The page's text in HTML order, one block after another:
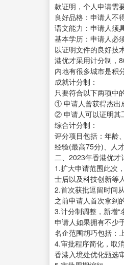
款证明，个人申请需
良好品格：申请人不
语文能力：申请人须
基本学历：申请人必
以证明文件的良好技
港优才采用计分制，
内地有很多城市是积
成就计分制：
只要符合以下两项中
① 申请人曾获得杰出
② 申请人可以证明其
综合计分制：
评分项目包括：年龄
经验(最高75分)、人
二、2023年香港优才
1.扩大申请范围此次
士后以及科技创新等
2.首次获批逗留时间
之前申请人首次拿到
3.计分制调整，新增“
申请人如果拥有不少
名企范围胡巧包括：
4.审批程序简化，取
香港入境处优化甄选